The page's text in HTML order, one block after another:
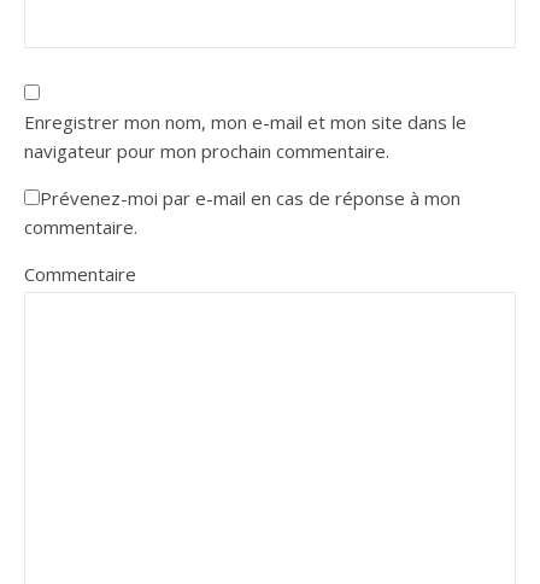
Enregistrer mon nom, mon e-mail et mon site dans le
navigateur pour mon prochain commentaire.
Prévenez-moi par e-mail en cas de réponse à mon
commentaire.
Commentaire